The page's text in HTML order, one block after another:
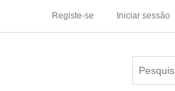
Registe-se Iniciar sessão